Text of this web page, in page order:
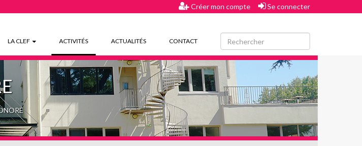
Créer mon compte Se connecter
LA CLEF ACTIVITÉS(CURRENT)ACTUALITÉS CONTACT